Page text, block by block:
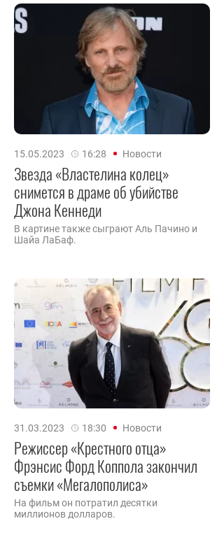
15.05.2023 16:28 Новости
Звезда «Властелина колец»
снимется в драме об убийстве
Джона Кеннеди
В картине также сыграют Аль Пачино и
Шайа ЛаБаф.
31.03.2023 18:30 Новости
Режиссер «Крестного отца»
Фрэнсис Форд Коппола закончил
съемки «Мегалополиса»
На фильм он потратил десятки
миллионов долларов.